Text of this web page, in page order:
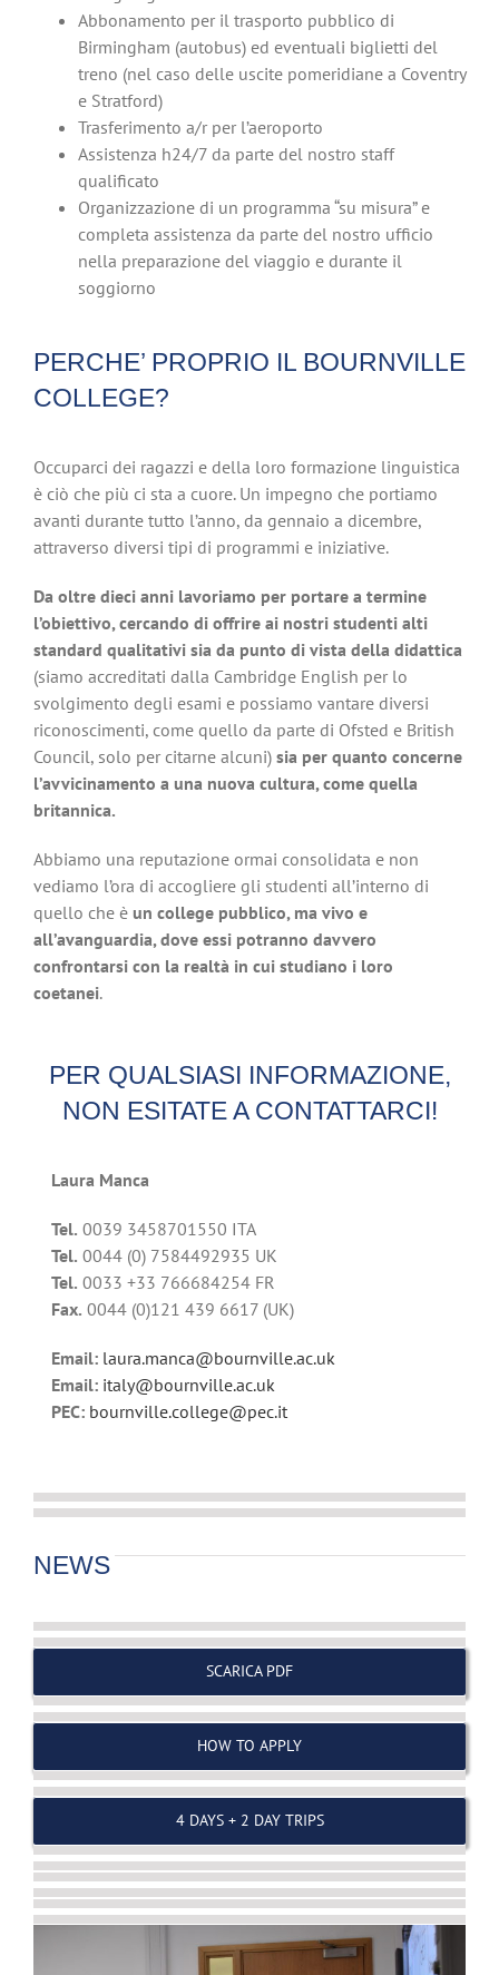
Abbonamento per il trasporto pubblico di
Birmingham (autobus) ed eventuali biglietti del
treno (nel caso delle uscite pomeridiane a Coventry
e Stratford)
Trasferimento a/r per l’aeroporto
Assistenza h24/7 da parte del nostro staff
qualificato
Organizzazione di un programma “su misura” e
completa assistenza da parte del nostro ufficio
nella preparazione del viaggio e durante il
soggiorno
PERCHE’ PROPRIO IL BOURNVILLE
COLLEGE?
Occuparci dei ragazzi e della loro formazione linguistica
è ciò che più ci sta a cuore. Un impegno che portiamo
avanti durante tutto l’anno, da gennaio a dicembre,
attraverso diversi tipi di programmi e iniziative.
Da oltre dieci anni lavoriamo per portare a termine
l’obiettivo, cercando di offrire ai nostri studenti alti
standard qualitativi sia da punto di vista della didattica
(siamo accreditati dalla Cambridge English per lo
svolgimento degli esami e possiamo vantare diversi
riconoscimenti, come quello da parte di Ofsted e British
Council, solo per citarne alcuni) sia per quanto concerne
l’avvicinamento a una nuova cultura, come quella
britannica.
Abbiamo una reputazione ormai consolidata e non
vediamo l’ora di accogliere gli studenti all’interno di
quello che è un college pubblico, ma vivo e
all’avanguardia, dove essi potranno davvero
confrontarsi con la realtà in cui studiano i loro
coetanei.
PER QUALSIASI INFORMAZIONE,
NON ESITATE A CONTATTARCI!
Laura Manca
Tel. 0039 3458701550 ITA
Tel. 0044 (0) 7584492935 UK
Tel. 0033 +33 766684254 FR
Fax. 0044 (0)121 439 6617 (UK)
Email: laura.manca@bournville.ac.uk
Email: italy@bournville.ac.uk
PEC: bournville.college@pec.it
NEWS
SCARICA PDF
HOW TO APPLY
4 DAYS + 2 DAY TRIPS